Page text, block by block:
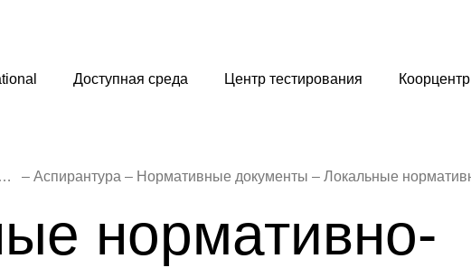
Доступная среда Центр тестирования Коорцентр
и докторантуры Аспирантура Нормативные документы
нормативно-